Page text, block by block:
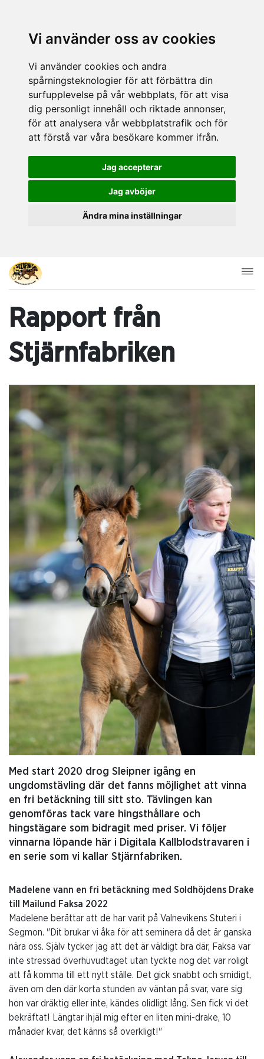
Vi använder oss av cookies
Vi använder cookies och andra
spårningsteknologier för att förbättra din
surfupplevelse på vår webbplats, för att visa
dig personligt innehåll och riktade annonser,
för att analysera vår webbplatstrafik och för
att förstå var våra besökare kommer ifrån.
Jag accepterar
Jag avböjer
Ändra mina inställningar
Rapport från
Stjärnfabriken
Med start 2020 drog Sleipner igång en
ungdomstävling där det fanns möjlighet att vinna
en fri betäckning till sitt sto. Tävlingen kan
genomföras tack vare hingsthållare och
hingstägare som bidragit med priser. Vi följer
vinnarna löpande här i Digitala Kallblodstravaren i
en serie som vi kallar Stjärnfabriken.
Madelene vann en fri betäckning med Soldhöjdens Drake
till Mailund Faksa 2022
Madelene berättar att de har varit på Valnevikens Stuteri i
Segmon. "Dit brukar vi åka för att seminera då det är ganska
nära oss. Själv tycker jag att det är väldigt bra där, Faksa var
inte stressad överhuvudtaget utan tyckte nog det var roligt
att få komma till ett nytt ställe. Det gick snabbt och smidigt,
även om den där korta stunden av väntan på svar, vare sig
hon var dräktig eller inte, kändes olidligt lång. Sen fick vi det
bekräftat!
Längtar ihjäl mig efter en liten mini-drake, 10
månader kvar, det känns så overkligt!"